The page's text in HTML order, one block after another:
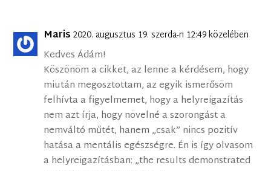
Maris 2020. augusztus 19. szerda-n 12:49 közelében
Kedves Ádám!
Köszönöm a cikket, az lenne a kérdésem, hogy
miután megosztottam, az egyik ismerősöm
felhívta a figyelmemet, hogy a helyreigazítás
nem azt írja, hogy növelné a szorongást a
nemváltó műtét, hanem „csak” nincs pozitív
hatása a mentális egészségre. Én is így olvasom
a helyreigazításban: „the results demonstrated